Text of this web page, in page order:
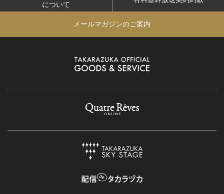
について
メールマガジンのご案内